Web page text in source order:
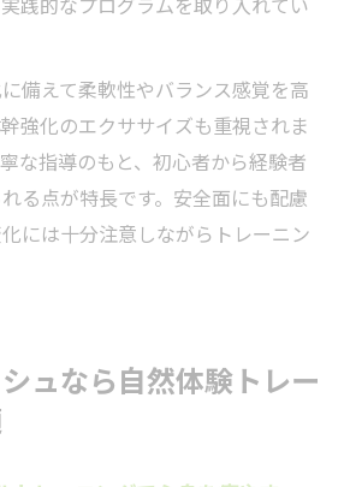
備えて柔軟性やバランス感覚を高
強化のエクササイズも重視されま
な指導のもと、初心者から経験者
る点が特長です。安全面にも配慮
には十分注意しながらトレーニン
ュなら自然体験トレー